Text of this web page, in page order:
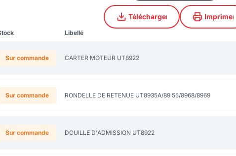
Télécharger
Télécharger
Imprimer
Imprimer
Libellé
Sur commande CARTER MOTEUR UT8922
Sur commande RONDELLE DE RETENUE UT8935A/89 55/8968/8969
Sur commande DOUILLE D'ADMISSION UT8922